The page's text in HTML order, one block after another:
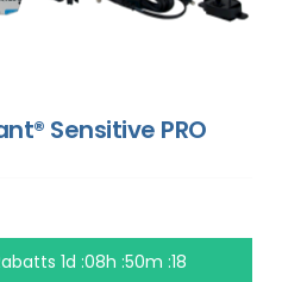
Sensitive PRO
1d :08h :50m :18